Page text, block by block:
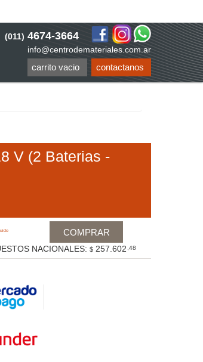
info@centrodemateriales.com.ar
(011) 4674-3664
contactanos
carrito vacio
V (2 Baterias -
COMPRAR
NACIONALES: $ 257.602 ,48